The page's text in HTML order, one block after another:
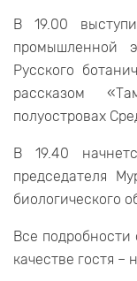
В 19.00
промышленной
Русского
рассказом
полуостровах
В 19.40
председателя
биологического
Все
качестве гостя –